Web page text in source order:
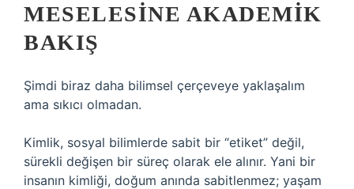
MESELESINE AKADEMIK
BAKIŞ
Şimdi biraz daha bilimsel çerçeveye yaklaşalım
ama sıkıcı olmadan.
Kimlik, sosyal bilimlerde sabit bir “etiket” değil,
sürekli değişen bir süreç olarak ele alınır. Yani bir
insanın kimliği, doğum anında sabitlenmez; yaşam